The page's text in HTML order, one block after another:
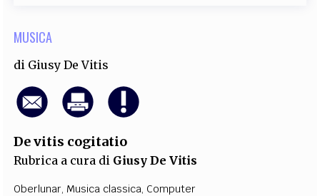
MUSICA
di Giusy De Vitis
De vitis cogitatio
Rubrica a cura di Giusy De Vitis
Oberlunar, Musica classica, Computer